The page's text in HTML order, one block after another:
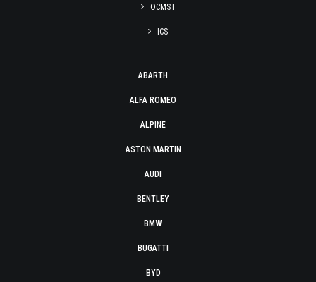
OCMST
ICS
ABARTH
ALFA ROMEO
ALPINE
ASTON MARTIN
AUDI
BENTLEY
BMW
BUGATTI
BYD